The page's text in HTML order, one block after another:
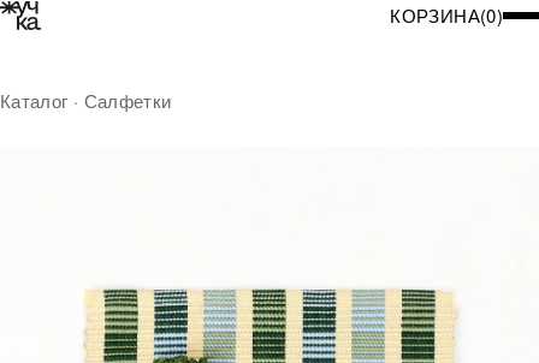
КОРЗИНА(0)
Каталог · Салфетки